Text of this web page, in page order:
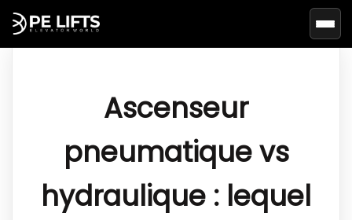
Ascenseur
pneumatique vs
hydraulique : lequel